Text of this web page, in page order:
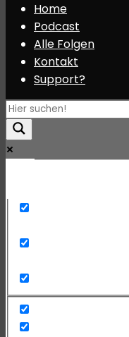
Home
Podcast
Alle Folgen
Kontakt
Support?